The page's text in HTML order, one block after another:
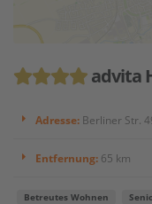
advita
Adresse: Berliner Str.
Entfernung: 65 km
Betreutes Wohnen